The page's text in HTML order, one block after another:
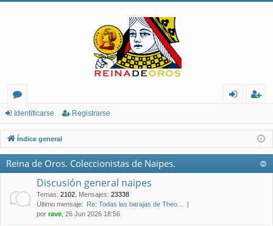
or
os
nt
ifi
ist
ra
Identificarse Registrarse
Índice general
Reina de Oros. Coleccionistas de Naipes.
Discusión general naipes
Temas: 2102 Mensajes: 23338
Último mensaje: Re: Todas las barajas de Theo…
por rave , 26 Jun 2026 18:56